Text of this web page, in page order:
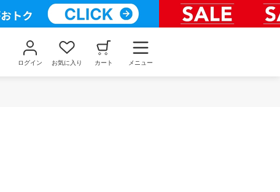
ログイン お気に入り カート メニュー